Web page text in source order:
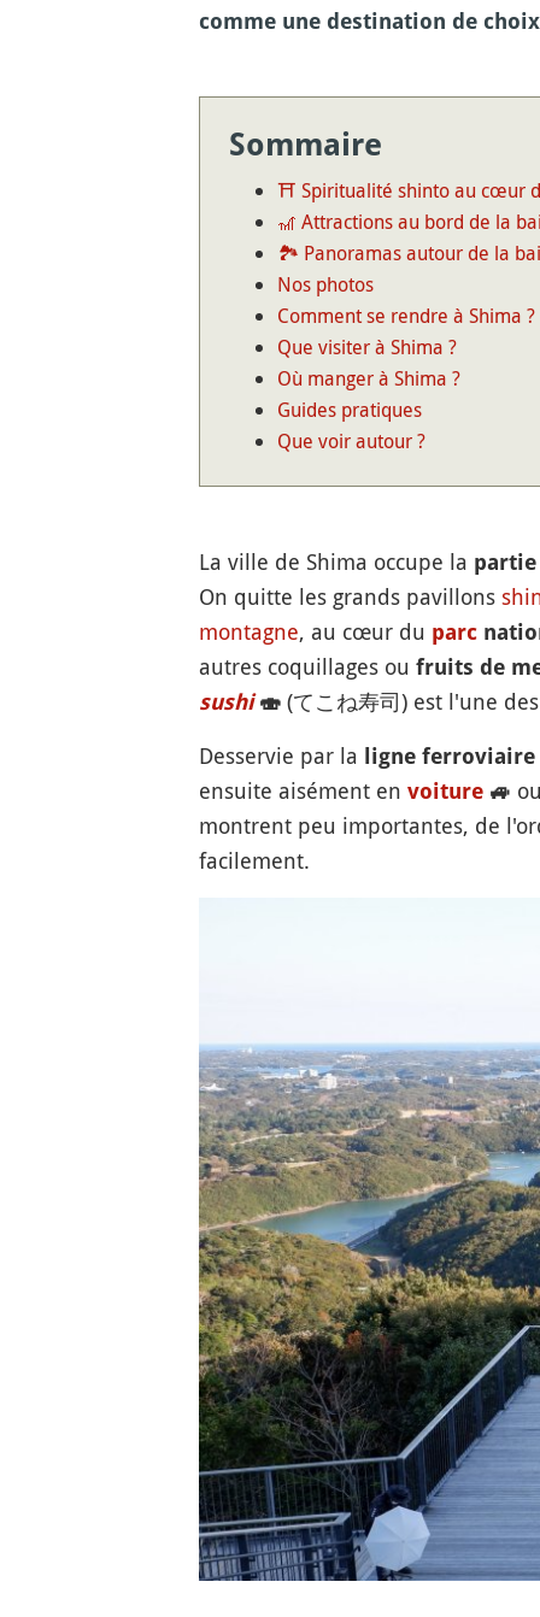
comme une destination de
Sommaire
⛩️ Spiritualité shinto au cœur
🎢 Attractions au bord de la
🏞️ Panoramas autour de la
Nos photos
Comment se rendre à Shima ?
Que visiter à Shima ?
Où manger à Shima ?
Guides pratiques
Que voir autour ?
La ville de Shima occupe la partie
On quitte les grands pavillons
montagne, au cœur du parc
autres coquillages ou fruits de
sushi 🍣 (てこね寿司) est l'une
Desservie par la
ligne
ensuite aisément en voiture 🚙
montrent peu importantes, de
facilement.